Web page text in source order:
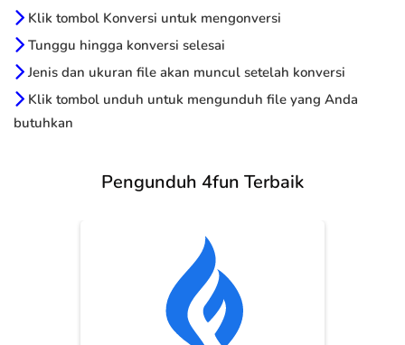
Klik tombol Konversi untuk mengonversi
Tunggu hingga konversi selesai
Jenis dan ukuran file akan muncul setelah konversi
Klik tombol unduh untuk mengunduh file yang Anda
butuhkan
Pengunduh 4fun Terbaik